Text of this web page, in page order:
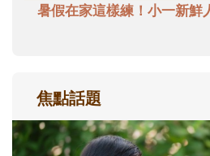
暑假在家這樣練！小一新鮮
焦點話題